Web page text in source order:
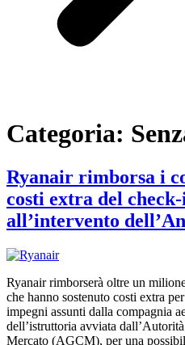
Categoria:
Ryanair rimborsa i
costi extra del
all’intervento
Ryanair rimborserà oltre un
che hanno sostenuto costi extra
impegni assunti dalla compagnia
dell’istruttoria avviata
Mercato (AGCM), per una